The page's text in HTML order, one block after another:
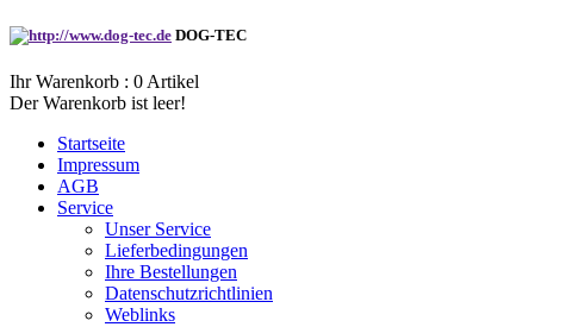
DOG-TEC
Ihr Warenkorb : 0 Artikel
Der Warenkorb ist leer!
Startseite
Impressum
AGB
Service
Unser Service
Lieferbedingungen
Ihre Bestellungen
Datenschutzrichtlinien
Weblinks